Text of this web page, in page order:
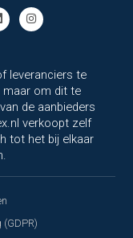
leveranciers te
maar om dit te
de aanbieders
verkoopt zelf
tot het bij elkaar